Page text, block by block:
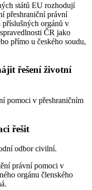
států EU rozhodují
přeshraniční právní
orgánů v
ČR jako
přímo u českého soudu,
řešení životní
pomoci v přeshraničním
řešit
odbor civilní.
právní pomoci v
orgánu členského